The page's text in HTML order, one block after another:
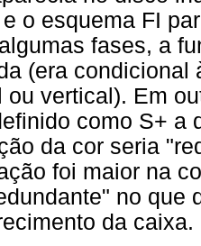
o esquema FI
fases, a
(era condicional
ou vertical). Em
como S+ a
da cor seria
foi maior na
no que
da caixa.